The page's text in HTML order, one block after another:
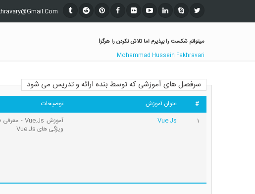
میتوانم شکست را بپذیرم اما تلاش نکردن را هرگز!
Mohammad Hussein Fakhravari
سرفصل های آموزشی که توسط بنده ارائه و تدریس می شود
# عنوان آموزش توضیحات
1
Vue Js
ویژگی های Vue.Js